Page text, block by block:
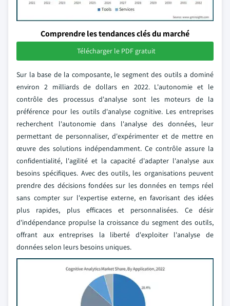
Comprendre les tendances clés du marché
Télécharger le PDF gratuit
Sur la base de la composante, le segment des outils a dominé
environ 2 milliards de dollars en 2022. L'autonomie et le
contrôle des processus d'analyse sont les moteurs de la
préférence pour les outils d'analyse cognitive. Les entreprises
recherchent l'autonomie dans l'analyse des données, leur
permettant de personnaliser, d'expérimenter et de mettre en
œuvre des solutions indépendamment. Ce contrôle assure la
confidentialité, l'agilité et la capacité d'adapter l'analyse aux
besoins spécifiques. Avec des outils, les organisations peuvent
prendre des décisions fondées sur les données en temps réel
sans compter sur l'expertise externe, en favorisant des idées
plus rapides, plus efficaces et personnalisées. Ce désir
d'indépendance propulse la croissance du segment des outils,
offrant aux entreprises la liberté d'exploiter l'analyse de
données selon leurs besoins uniques.